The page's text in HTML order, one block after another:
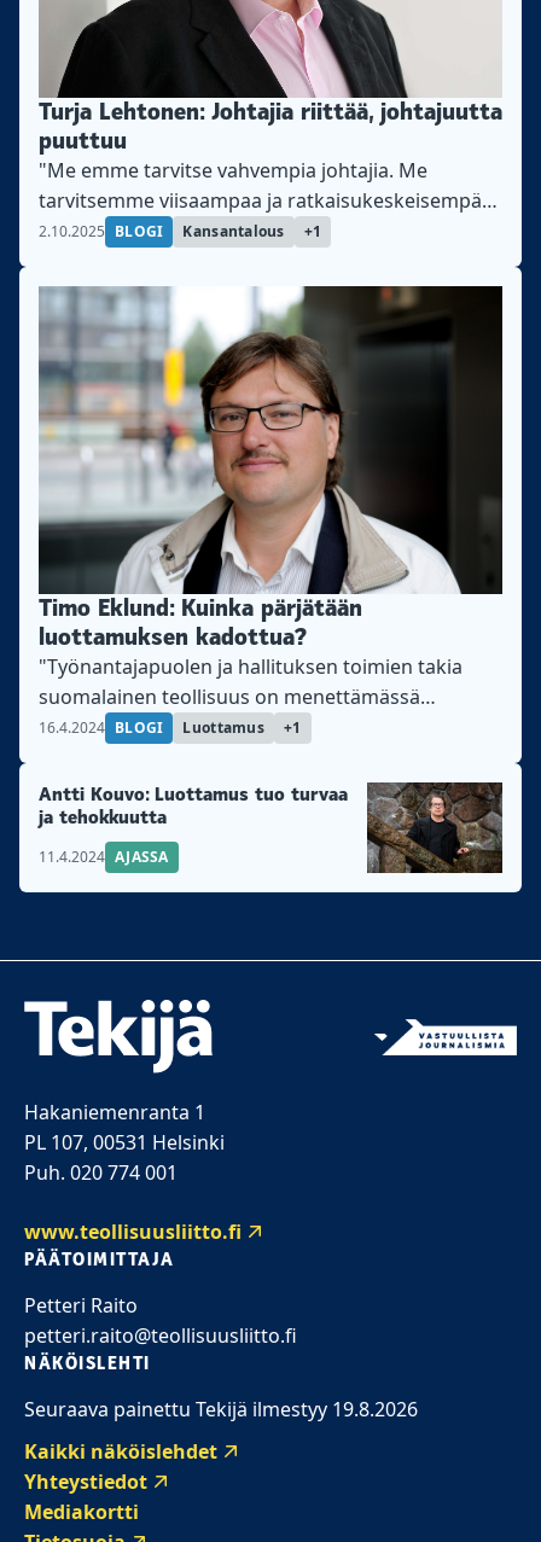
Turja Lehtonen: Johtajia riittää, johtajuutta
puuttuu
"Me emme tarvitse vahvempia johtajia. Me
tarvitsemme viisaampaa ja ratkaisukeskeisempää
johtajuutta", kirjoittaa Teollisuusliiton
2.10.2025 BLOGI Kansantalous +1
Timo Eklund: Kuinka pärjätään
luottamuksen kadottua?
"Työnantajapuolen ja hallituksen toimien takia
suomalainen teollisuus on menettämässä
ehdottoman kilpailukykyvalttinsa", kirjoittaa
16.4.2024 BLOGI Luottamus +1
Antti Kouvo: Luottamus tuo turvaa
ja tehokkuutta
11.4.2024 AJASSA
Hakaniemenranta 1
PL 107, 00531 Helsinki
Puh. 020 774 001
www.teollisuusliitto.fi
PÄÄTOIMITTAJA
Petteri Raito
petteri.raito@teollisuusliitto.fi
NÄKÖISLEHTI
Seuraava painettu Tekijä ilmestyy 19.8.2026
Kaikki näköislehdet
Yhteystiedot
Mediakortti